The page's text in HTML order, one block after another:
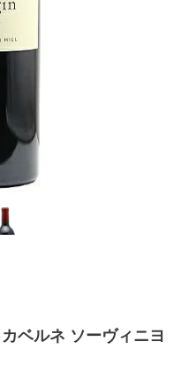
ベルネ ソーヴィニヨ